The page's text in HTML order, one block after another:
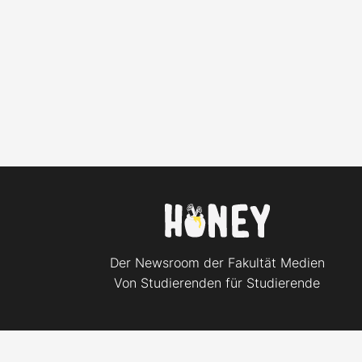
Der Newsroom der Fakultät Medien
Von Studierenden für Studierende